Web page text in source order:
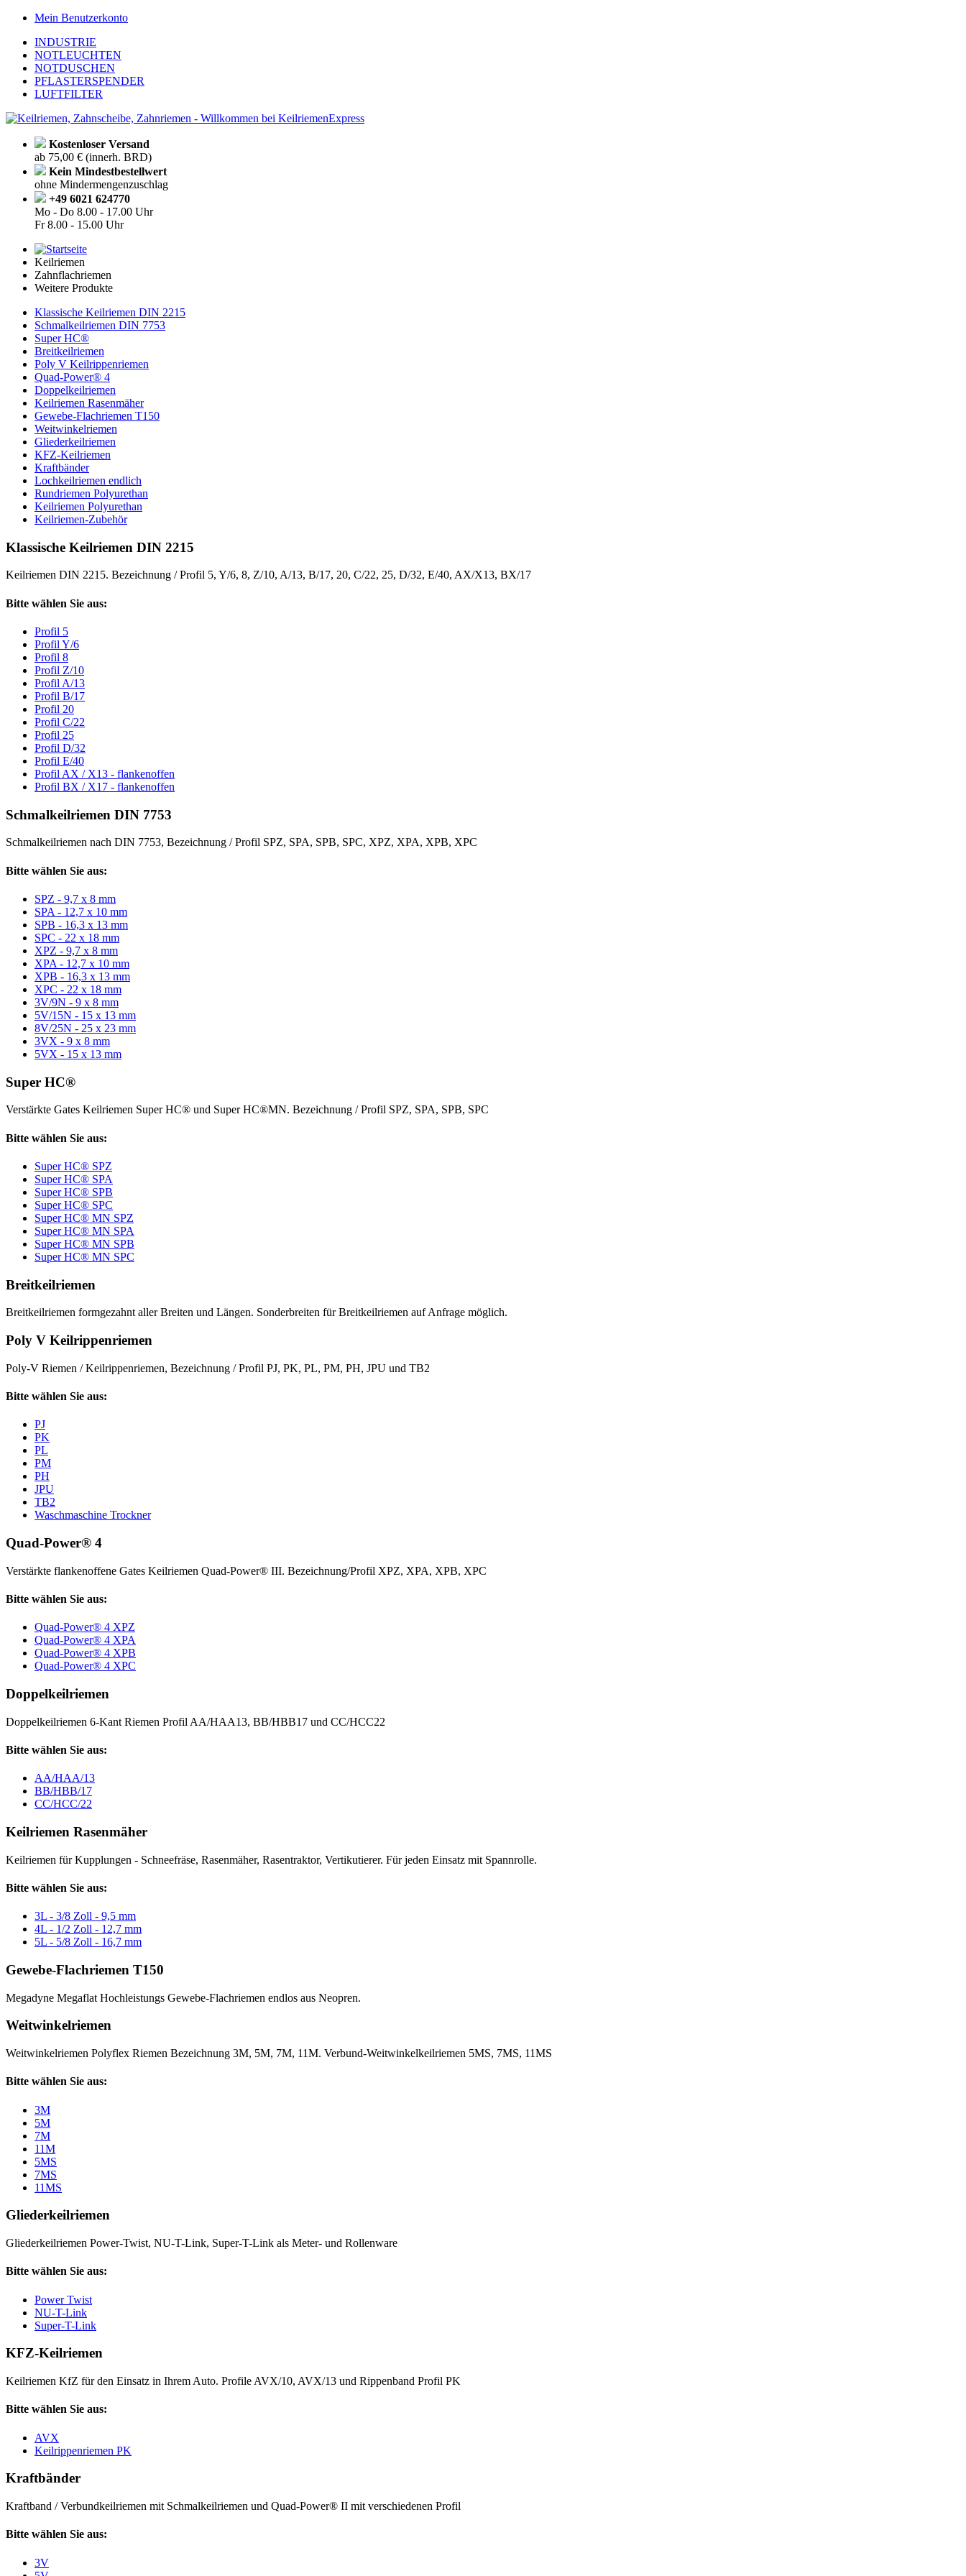
Mein Benutzerkonto
INDUSTRIE
NOTLEUCHTEN
NOTDUSCHEN
PFLASTERSPENDER
LUFTFILTER
Kostenloser Versand
ab 75,00 € (innerh. BRD)
Kein Mindestbestellwert
ohne Mindermengenzuschlag
+49 6021 624770
Mo - Do 8.00 - 17.00 Uhr
Fr8.00 - 15.00 Uhr
Keilriemen
Zahnflachriemen
Weitere Produkte
Klassische Keilriemen DIN 2215
Schmalkeilriemen DIN 7753
Super HC®
Breitkeilriemen
Poly V Keilrippenriemen
Quad-Power® 4
Doppelkeilriemen
Keilriemen Rasenmäher
Gewebe-Flachriemen T150
Weitwinkelriemen
Gliederkeilriemen
KFZ-Keilriemen
Kraftbänder
Lochkeilriemen endlich
Rundriemen Polyurethan
Keilriemen Polyurethan
Keilriemen-Zubehör
Klassische Keilriemen DIN 2215
Keilriemen DIN 2215. Bezeichnung / Profil 5, Y/6, 8, Z/10, A/13, B/17, 20, C/22, 25, D/32, E/40, AX/X13, BX/17
Bitte wählen Sie aus:
Profil 5
Profil Y/6
Profil 8
Profil Z/10
Profil A/13
Profil B/17
Profil 20
Profil C/22
Profil 25
Profil D/32
Profil E/40
Profil AX / X13 - flankenoffen
Profil BX / X17 - flankenoffen
Schmalkeilriemen DIN 7753
Schmalkeilriemen nach DIN 7753, Bezeichnung / Profil SPZ, SPA, SPB, SPC, XPZ, XPA, XPB, XPC
Bitte wählen Sie aus:
SPZ - 9,7 x 8 mm
SPA - 12,7 x 10 mm
SPB - 16,3 x 13 mm
SPC - 22 x 18 mm
XPZ - 9,7 x 8 mm
XPA - 12,7 x 10 mm
XPB - 16,3 x 13 mm
XPC - 22 x 18 mm
3V/9N - 9 x 8 mm
5V/15N - 15 x 13 mm
8V/25N - 25 x 23 mm
3VX - 9 x 8 mm
5VX - 15 x 13 mm
Super HC®
Verstärkte Gates Keilriemen Super HC® und Super HC®MN. Bezeichnung / Profil SPZ, SPA, SPB, SPC
Bitte wählen Sie aus:
Super HC® SPZ
Super HC® SPA
Super HC® SPB
Super HC® SPC
Super HC® MN SPZ
Super HC® MN SPA
Super HC® MN SPB
Super HC® MN SPC
Breitkeilriemen
Breitkeilriemen formgezahnt aller Breiten und Längen. Sonderbreiten für Breitkeilriemen auf Anfrage möglich.
Poly V Keilrippenriemen
Poly-V Riemen / Keilrippenriemen, Bezeichnung / Profil PJ, PK, PL, PM, PH, JPU und TB2
Bitte wählen Sie aus:
PJ
PK
PL
PM
PH
JPU
TB2
Waschmaschine Trockner
Quad-Power® 4
Verstärkte flankenoffene Gates Keilriemen Quad-Power® III. Bezeichnung/Profil XPZ, XPA, XPB, XPC
Bitte wählen Sie aus:
Quad-Power® 4 XPZ
Quad-Power® 4 XPA
Quad-Power® 4 XPB
Quad-Power® 4 XPC
Doppelkeilriemen
Doppelkeilriemen 6-Kant Riemen Profil AA/HAA13, BB/HBB17 und CC/HCC22
Bitte wählen Sie aus:
AA/HAA/13
BB/HBB/17
CC/HCC/22
Keilriemen Rasenmäher
Keilriemen für Kupplungen - Schneefräse, Rasenmäher, Rasentraktor, Vertikutierer. Für jeden Einsatz mit Spannrolle.
Bitte wählen Sie aus:
3L - 3/8 Zoll - 9,5 mm
4L - 1/2 Zoll - 12,7 mm
5L - 5/8 Zoll - 16,7 mm
Gewebe-Flachriemen T150
Megadyne Megaflat Hochleistungs Gewebe-Flachriemen endlos aus Neopren.
Weitwinkelriemen
Weitwinkelriemen Polyflex Riemen Bezeichnung 3M, 5M, 7M, 11M. Verbund-Weitwinkelkeilriemen 5MS, 7MS, 11MS
Bitte wählen Sie aus:
3M
5M
7M
11M
5MS
7MS
11MS
Gliederkeilriemen
Gliederkeilriemen Power-Twist, NU-T-Link, Super-T-Link als Meter- und Rollenware
Bitte wählen Sie aus:
Power Twist
NU-T-Link
Super-T-Link
KFZ-Keilriemen
Keilriemen KfZ für den Einsatz in Ihrem Auto. Profile AVX/10, AVX/13 und Rippenband Profil PK
Bitte wählen Sie aus:
AVX
Keilrippenriemen PK
Kraftbänder
Kraftband / Verbundkeilriemen mit Schmalkeilriemen und Quad-Power® II mit verschiedenen Profil
Bitte wählen Sie aus:
3V